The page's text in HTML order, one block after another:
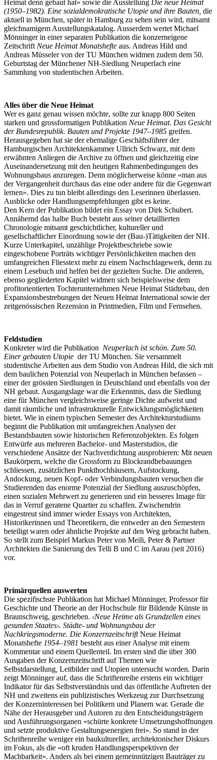
Heimat denn gebaut hat» sowie die Ausstellung Die neue Heimat
(1950–1982). Eine sozialdemokratische Utopie und ihre Bauten, die
aktuell in München, später in Hamburg zu sehen sein wird, mitsamt
gleichnamigem Ausstellungskatalog. Ausserdem wertet Michael
Mönninger in einer separaten Publikation die konzerneigene
Zeitschrift Neue Heimat Monatshefte aus. Andreas Hild und
Andreas Müsseler von der TU München widmen zudem dem 50.
Geburtstag der Münchener NH-Siedlung Neuperlach eine
Sammlung von studentischen Arbeiten.
Alles über die Neue Heimat
Wer es ganz genau wissen möchte, sollte zur knapp 800 Seiten
starken und grossformatigen Publikation Neue Heimat. Das Gesicht
der Bundesrepublik. Bauten und Projekte 1947–1985 greifen.
Herausgegeben hat sie der ehemalige Geschäftsführer der
Hamburgischen Architektenkammer Ullrich Schwarz, mit dem
erwähnten Anliegen die Archive zu öffnen und gleichzeitig eine
Auseinandersetzung mit den heutigen Rahmenbedingungen des
Wohnungsbaus anzuregen. Denn möglicherweise könne «man aus
der Vergangenheit durchaus das eine oder andere für die Gegenwart
lernen». Dies zu tun bleibt allerdings den Leserinnen überlassen.
Ausblicke oder Handlungsempfehlungen gibt es keine.
Den Kern der Publikation bildet ein Essay von Dirk Schubert.
Annähernd das halbe Buch besteht aus seiner detaillierten
Chronologie mitsamt geschichtlicher, kultureller und
gesellschaftlicher Einordnung sowie der (Bau-)Tätigkeiten der NH.
Kurze Unterkapitel, unzählige Projektbeschriebe sowie
eingeschobene Porträts wichtiger Persönlichkeiten machen den
umfangreichen Fliesstext mehr zu einem Nachschlagewerk, denn zu
einem Lesebuch und helfen bei der gezielten Suche. Die anderen,
ebenso gegliederten Kapitel widmen sich beispielsweise dem
profitorientierten Tochterunternehmen Neue Heimat Städtebau, den
Expansionsbestrebungen der Neuen Heimat International sowie der
zeitgenössischen Rezension in Printmedien, Film und Fernsehen.
Feldstudien
Konkreter wird die Publikation Neuperlach ist schön. Zum 50.
Einer gebauten Utopie der TU München. Sie versammelt
studentische Arbeiten aus dem Studio von Andreas Hild, die sich mit
dem baulichen Potenzial von Neuperlach in München befassen –
einer der grössten Siedlungen in Deutschland und ebenfalls von der
NH gebaut. Ausgangslage war die Erkenntnis, dass die Siedlung
eine für München vergleichsweise geringe Dichte aufweist und
damit räumliche und infrastrukturelle Entwicklungsmöglichkeiten
bietet. Wie in einem typischen Semester des Architekturstudiums
beginnt die Publikation mit umfangreichen Analysen der
Bestandsbauten sowie historischen Referenzobjekten. Es folgen
Entwürfe aus mehreren Bachelor- und Masterstudios, die
verschiedene Ansätze der Nachverdichtung ausprobieren: Mit neuen
Baukörpern, welche die Grossform zu Blockrandbebauungen
schliessen, zusätzlichen Punkthochhäusern, Aufstockung,
Andockung, neuen Kopf- oder Verbindungsbauten versuchen die
Studierenden das enorme Potenzial der Siedlung auszuschöpfen,
einen sozialen Mehrwert zu generieren und ein besseres Image für
das in Verruf geratene Quartier zu schaffen. Zwischendrin
eingestreut sind immer wieder Essays von Architekten,
Historikerinnen und Theoretikern, die entweder an den Semestern
beteiligt waren oder ähnliche Projekte auf den Weg gebracht haben.
So stellt zum Beispiel Markus Peter von Meili, Peter & Partner
Architekten die Sanierung des Telli B und C im Aarau (seit 2016)
vor.
Primärquellen auswerten
Die spezifischste Publikation hat Michael Mönninger, Professor für
Geschichte und Theorie an der Hochschule für Bildende Künste in
Braunschweig, geschrieben. ‹Neue Heime als Grundzellen eines
gesunden Staates›. Städte- und Wohnungsbau der
Nachkriegsmoderne. Die KonzernzeitschriftNeue Heimat
Monatshefte 1954–1981 besteht aus einer Analyse mit einem
Kommentar und einem Quellenteil. Im ersten sind die über 300
Ausgaben der Konzernzeitschrift auf Themen wie
Selbstdarstellung Leitbilder und Utopien untersucht worden. Darin
zeigt Mönninger auf, dass die Schriftenreihe erstens ein wichtiger
Indikator für das Selbstverständnis und das öffentliche Auftreten der
NH und zweitens ein publizistisches Werkzeug zur Durchsetzung
der Konzerninteressen bei Politikern und Planern war. Gerade die
Nähe der Herausgeber und Autoren zu den Entscheidungsträgern
und Ausführungsorganen «schürte konkrete Umsetzungshoffnungen
und setzte produktive Gestaltungsenergien frei». So stand in der
Schriftenreihe weniger ein baukultureller, architektonischer Diskurs
im Fokus, als die «oft kruden Handlungsperspektiven der
Machbarkeit». Anders als bei einem gemeinnützigen Bauträger zu